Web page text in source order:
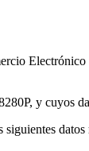
y cuyos